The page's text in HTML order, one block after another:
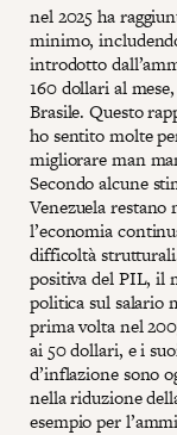
nel 2025 ha
minimo,
introdotto
160 dollari al
Brasile. Questo
ho sentito molte
migliorare man
Secondo alcune
Venezuela restano
l’economia
difficoltà
positiva del PIL, il
politica sul salario
prima volta nel
ai 50 dollari, e i
d’inflazione sono
nella riduzione
esempio per